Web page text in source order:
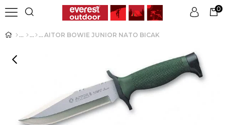
Üye Girişi Üye Ol
0
AITOR BOWIE JUNIOR NATO BICAK